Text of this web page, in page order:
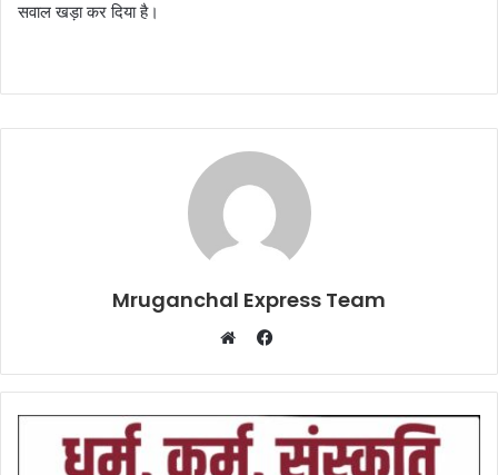
सवाल खड़ा कर दिया है।
Mruganchal Express Team
Facebook